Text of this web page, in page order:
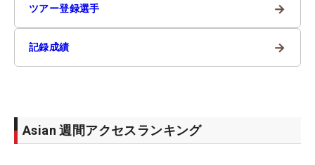
ツアー登録選手 →
記録成績 →
Asian 週間アクセスランキング